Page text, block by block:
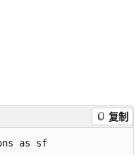
复制
as sf